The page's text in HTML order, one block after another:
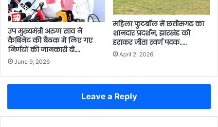
उप मुख्यमंत्री अरुण साव ने
कैबिनेट की बैठक में लिए गए
निर्णयों की जानकारी दी….
June 9, 2026
महिला फुटबॉल में छत्तीसगढ़ का
शानदार प्रदर्शन, झारखंड को
हराकर जीता स्वर्ण पदक…..
April 2, 2026
Leave a Reply